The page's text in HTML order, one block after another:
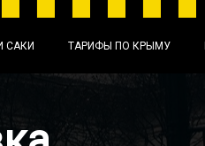
САКИ ТАРИФЫ ПО КРЫМУ